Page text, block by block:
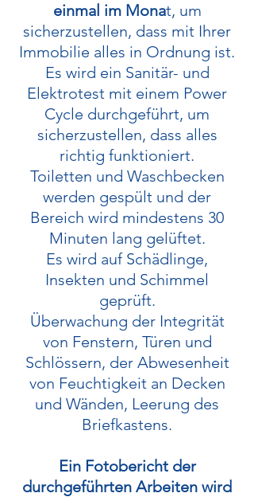
einmal im Monat, um
sicherzustellen, dass mit Ihrer
Immobilie alles in Ordnung ist.
Es wird ein Sanitär- und
Elektrotest mit einem Power
Cycle durchgeführt, um
sicherzustellen, dass alles
richtig funktioniert.
Toiletten und Waschbecken
werden gespült und der
Bereich wird mindestens 30
Minuten lang gelüftet.
Es wird auf Schädlinge,
Insekten und Schimmel
geprüft.
Überwachung der Integrität
von Fenstern, Türen und
Schlössern, der Abwesenheit
von Feuchtigkeit an Decken
und Wänden, Leerung des
Briefkastens.
​Ein Fotobericht der
durchgeführten Arbeiten wird